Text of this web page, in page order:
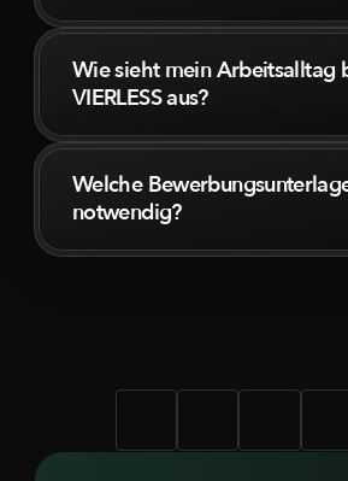
Wie sieht mein Arbeitsalltag
VIERLESS aus?
Welche
notwendig?
Keine. Uns interessieren keine